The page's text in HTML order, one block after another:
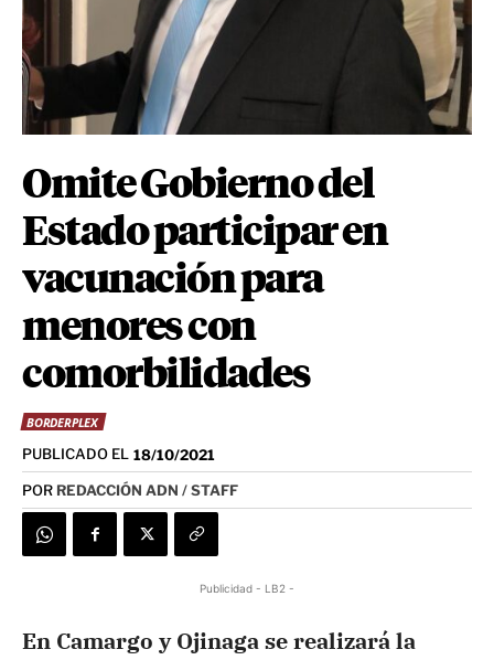
Omite Gobierno del
Estado participar en
vacunación para
menores con
comorbilidades
BORDERPLEX
PUBLICADO EL 18/10/2021
POR REDACCIÓN ADN / STAFF
Publicidad - LB2 -
En Camargo y Ojinaga se realizará la